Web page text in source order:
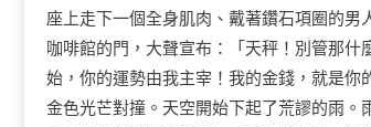
座上走下一個全身肌肉、戴著鑽石項圈的
咖啡館的門，大聲宣布：「天秤！別管那
始，你的運勢由我主宰！我的金錢，就是
金色光芒對撞。天空開始下起了荒謬的雨。